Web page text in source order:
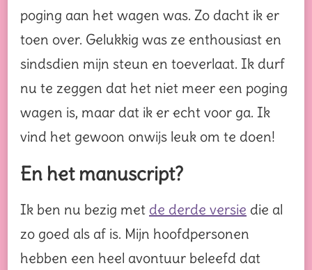
poging aan het wagen was. Zo dacht ik er
toen over. Gelukkig was ze enthousiast en
sindsdien mijn steun en toeverlaat. Ik durf
nu te zeggen dat het niet meer een poging
wagen is, maar dat ik er echt voor ga. Ik
vind het gewoon onwijs leuk om te doen!
En het manuscript?
Ik ben nu bezig met de derde versie die al
zo goed als af is. Mijn hoofdpersonen
hebben een heel avontuur beleefd dat